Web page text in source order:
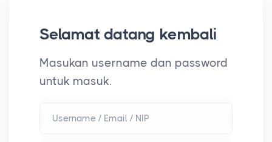
Selamat datang kembali
Masukan username dan password
untuk masuk.
Username / Email / NIP